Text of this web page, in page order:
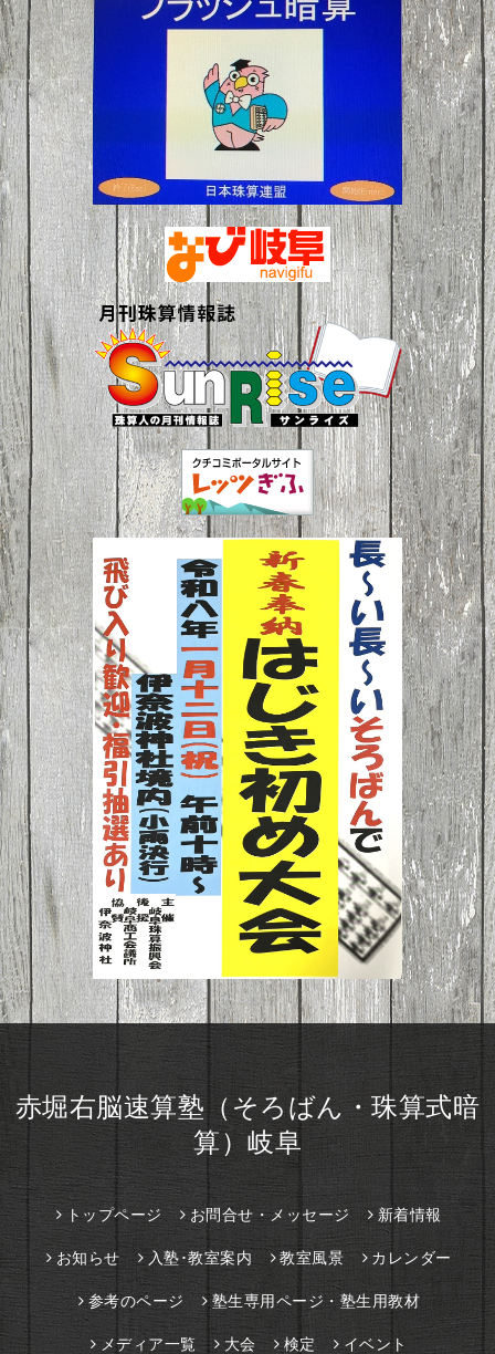
赤堀右脳速算塾（そろばん・珠算式暗
算）岐阜
トップページ お問合せ・メッセージ 新着情報
お知らせ 入塾･教室案内 教室風景 カレンダー
参考のページ 塾生専用ページ・塾生用教材
メディア一覧 大会 検定 イベント